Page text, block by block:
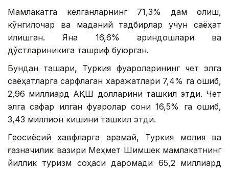
Мамлакатга келганларнинг 71,3% дам олиш,
кўнгилочар ва маданий тадбирлар учун саёҳат
қилишган. Яна 16,6% қариндошлари ва
дўстлариникига ташриф буюрган.
Бундан ташқари, Туркия фуқароларининг чет элга
саёҳатларга сарфлаган харажатлари 7,4% га ошиб,
2,96 миллиард АҚШ долларини ташкил этди. Чет
элга сафар қилган фуқаролар сони 16,5% га ошиб,
3,43 миллион кишини ташкил этди.
Геосиёсий хавфларга қарамай, Туркия молия ва
ғазначилик вазири Меҳмет Шимшек мамлакатнинг
йиллик туризм соҳаси даромади 65,2 миллиард